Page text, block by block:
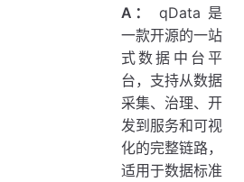
A：
qData 是
一款开源的一站
式数据中台平
台，支持从数据
采集、治理、开
发到服务和可视
化的完整链路，
适用于数据标准